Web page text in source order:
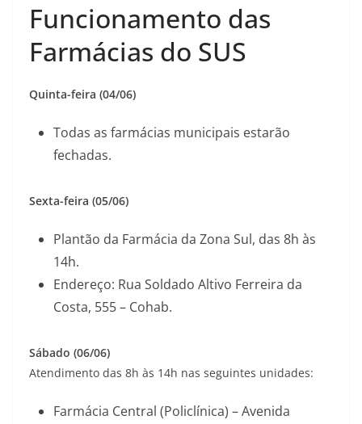
Funcionamento das
Farmácias do SUS
Quinta-feira (04/06)
Todas as farmácias municipais estarão
fechadas.
Sexta-feira (05/06)
Plantão da Farmácia da Zona Sul, das 8h às
14h.
Endereço: Rua Soldado Altivo Ferreira da
Costa, 555 – Cohab.
Sábado (06/06)
Atendimento das 8h às 14h nas seguintes unidades:
Farmácia Central (Policlínica) – Avenida